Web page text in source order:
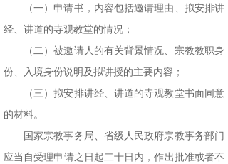
（一）申请书，内容包括邀请理由、拟安排讲
经、讲道的寺观教堂的情况；
（二）被邀请人的有关背景情况、宗教教职身
份、入境身份说明及拟讲授的主要内容；
（三）拟安排讲经、讲道的寺观教堂书面同意
的材料。
国家宗教事务局、省级人民政府宗教事务部门
应当自受理申请之日起二十日内，作出批准或者不